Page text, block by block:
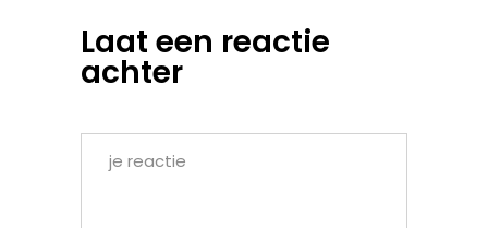
Laat een reactie
achter